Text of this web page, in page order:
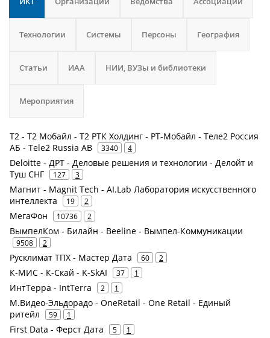
Технологии Системы Персоны География
Статьи ИАА НИИ, ВУЗы и библиотеки
Мероприятия
Т2 - Т2 Мобайл - Т2 РТК Холдинг - РТ-Мобайл - Теле2 Россия
АБ - Tele2 Russia AB
3340 4
Deloitte - ДРТ - Деловые решения и технологии - Делойт и
Туш СНГ
127 3
Магнит - Magnit Tech - AI.Lab Лаборатория искусственного
интеллекта
19 2
МегаФон 10736 2
ВымпелКом - Билайн - Beeline - Вымпел-Коммуникации
9508 2
Русклимат ТПХ - Мастер Дата 60 2
К-МИС - К-Скай - K-SkAI 37 1
ИнтТерра - IntTerra 2 1
М.Видео-Эльдорадо - OneRetail - One Retail - Единый
ритейл
59 1
First Data - Ферст Дата 5 1